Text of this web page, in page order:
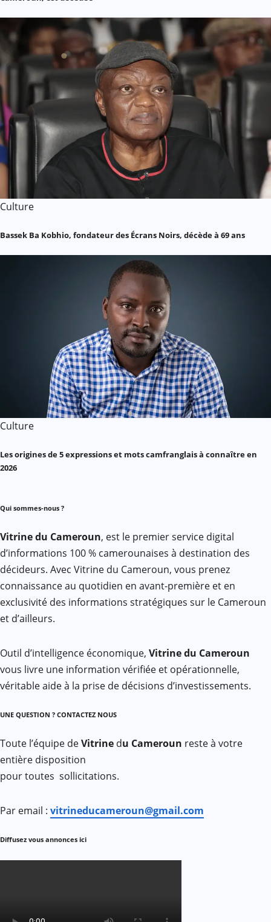
Culture
Bassek Ba Kobhio, fondateur des Écrans Noirs, décède à 69 ans
Culture
Les origines de 5 expressions et mots camfranglais à connaître en
2026
Qui sommes-nous ?
Vitrine du Cameroun, est le premier service digital
d’informations 100 % camerounaises à destination des
décideurs. Avec Vitrine du Cameroun, vous prenez
connaissance au quotidien en avant-première et en
exclusivité des informations stratégiques sur le Cameroun
et d’ailleurs.
Outil d’intelligence économique, Vitrine du Cameroun
vous livre une information vérifiée et opérationnelle,
véritable aide à la prise de décisions d’investissements.
UNE QUESTION ? CONTACTEZ NOUS
Toute l’équipe deVitrine du Cameroun reste à votre
entière disposition
pour toutes sollicitations.
Par email : vitrineducameroun@gmail.com
Diffusez vous annonces ici